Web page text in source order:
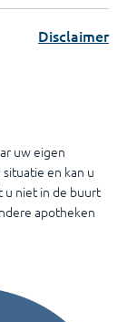
Disclaimer
uw eigen
en kan u
u niet in de buurt
apotheken